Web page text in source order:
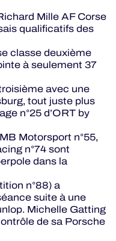
Mille AF Corse
qualificatifs des
classe deuxième
à seulement 37
avec une
tout juste plus
n°25 d’ORT by
Motorsport n°55,
n°74 sont
dans la
n°88) a
suite à une
Michelle Gatting
de sa Porsche